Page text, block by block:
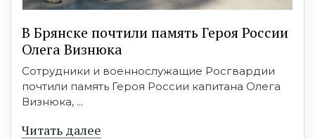
В Брянске почтили память Героя России
Олега Визнюка
Сотрудники и военнослужащие Росгвардии
почтили память Героя России капитана Олега
Визнюка, ...
Читать далее